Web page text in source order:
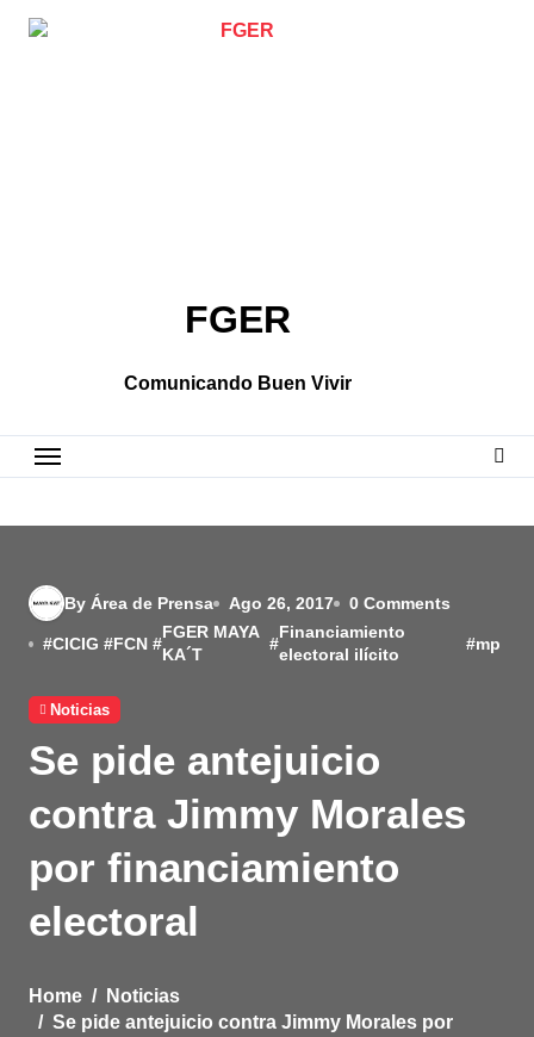
FGER
Comunicando Buen Vivir
By Área de Prensa Ago 26, 2017 0 Comments
#CICIG #FCN #
FGER MAYA
KA´T
#
Financiamiento
electoral ilícito
#mp
Noticias
Se pide antejuicio
contra Jimmy Morales
por financiamiento
electoral
Home
Noticias
Se pide antejuicio contra Jimmy Morales por